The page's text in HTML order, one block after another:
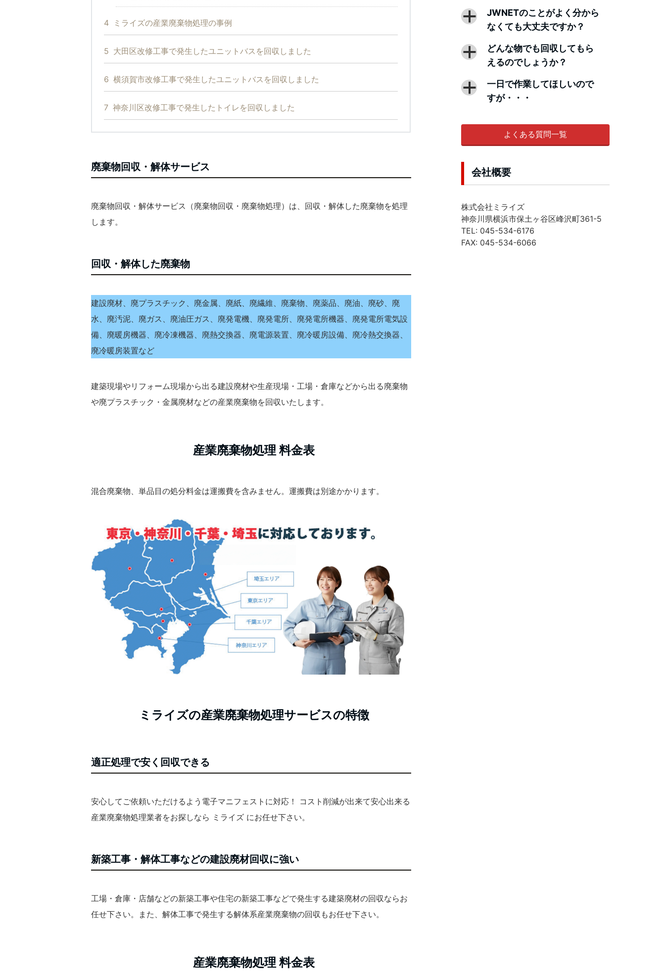
4 ミライズの産業廃棄物処理の事例
5 大田区改修工事で発生したユニットバスを回収しました
6 横須賀市改修工事で発生したユニットバスを回収しました
7 神奈川区改修工事で発生したトイレを回収しました
廃棄物回収・解体サービス
廃棄物回収・解体サービス（廃棄物回収・廃棄物処理）は、回収・解体した廃棄物を処理
します。
回収・解体した廃棄物
建設廃材、廃プラスチック、廃金属、廃紙、廃繊維、廃棄物、廃薬品、廃油、廃砂、廃
水、廃汚泥、廃ガス、廃油圧ガス、廃発電機、廃発電所、廃発電所機器、廃発電所電気設
備、廃暖房機器、廃冷凍機器、廃熱交換器、廃電源装置、廃冷暖房設備、廃冷熱交換器、
廃冷暖房装置など
建築現場やリフォーム現場から出る建設廃材や生産現場・工場・倉庫などから出る廃棄物
や廃プラスチック・金属廃材などの産業廃棄物を回収いたします。
産業廃棄物処理 料金表
混合廃棄物、単品目の処分料金は運搬費を含みません。運搬費は別途かかります。
ミライズの産業廃棄物処理サービスの特徴
適正処理で安く回収できる
安心してご依頼いただけるよう電子マニフェストに対応！ コスト削減が出来て安心出来る
産業廃棄物処理業者をお探しなら ミライズ にお任せ下さい。
新築工事・解体工事などの建設廃材回収に強い
工場・倉庫・店舗などの新築工事や住宅の新築工事などで発生する建築廃材の回収ならお
任せ下さい。また、解体工事で発生する解体系産業廃棄物の回収もお任せ下さい。
産業廃棄物処理 料金表
a
JWNETのことがよく分から
なくても大丈夫ですか？
a
どんな物でも回収してもら
えるのでしょうか？
a
一日で作業してほしいので
すが・・・
よくある質問一覧
会社概要
株式会社ミライズ
神奈川県横浜市保土ヶ谷区峰沢町361-5
TEL: 045-534-6176
FAX: 045-534-6066